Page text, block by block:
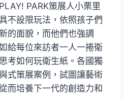
PARK策展人小栗里
不設限玩法，依照孩子們
的面貌，而他們也強調
給每位來訪者一人一捲衛
考如何玩衛生紙。各國獨
式策展案例，試圖讓藝術
而培養下一代的創造力和